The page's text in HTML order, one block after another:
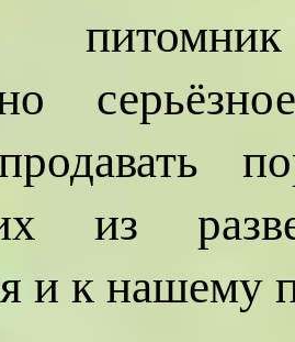
из
и к нашему